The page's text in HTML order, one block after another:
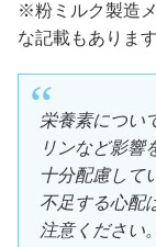
※粉ミルク製造
な記載もあります
栄養素につい
リンなど影響
十分配慮して
不足する心配
注意ください。